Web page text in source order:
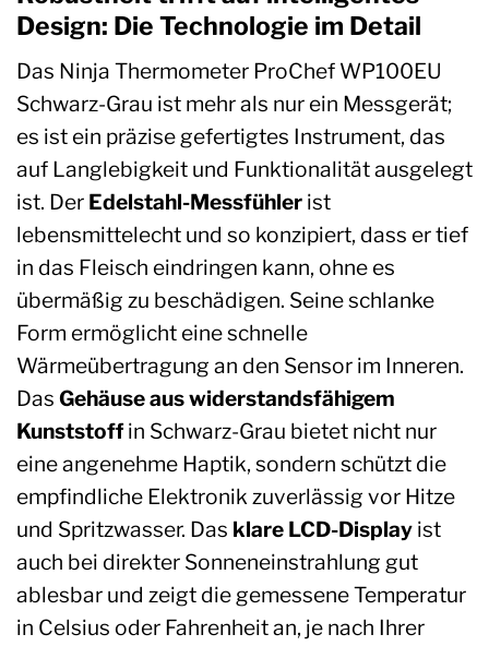
Design: Die Technologie im Detail
Das Ninja Thermometer ProChef WP100EU
Schwarz-Grau ist mehr als nur ein Messgerät;
es ist ein präzise gefertigtes Instrument, das
auf Langlebigkeit und Funktionalität ausgelegt
ist. Der Edelstahl-Messfühler ist
lebensmittelecht und so konzipiert, dass er tief
in das Fleisch eindringen kann, ohne es
übermäßig zu beschädigen. Seine schlanke
Form ermöglicht eine schnelle
Wärmeübertragung an den Sensor im Inneren.
Das Gehäuse aus widerstandsfähigem
Kunststoffin Schwarz-Grau bietet nicht nur
eine angenehme Haptik, sondern schützt die
empfindliche Elektronik zuverlässig vor Hitze
und Spritzwasser. Das klare LCD-Display ist
auch bei direkter Sonneneinstrahlung gut
ablesbar und zeigt die gemessene Temperatur
in Celsius oder Fahrenheit an, je nach Ihrer